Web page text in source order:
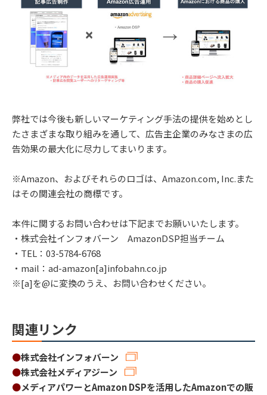
弊社では今後も新しいマーケティング手法の提供を始めとし
たさまざまな取り組みを通して、広告主企業のみなさまの広
告効果の最大化に尽力してまいります。
※Amazon、およびそれらのロゴは、Amazon.com, Inc.また
はその関連会社の商標です。
本件に関するお問い合わせは下記までお願いいたします。
・株式会社インフォバーン AmazonDSP担当チーム
・TEL：03-5784-6768
・mail：ad-amazon[a]infobahn.co.jp
※[a]を@に変換のうえ、お問い合わせください。
関連リンク
●株式会社インフォバーン
●株式会社メディアジーン
●メディアパワーとAmazon DSPを活用したAmazonでの販